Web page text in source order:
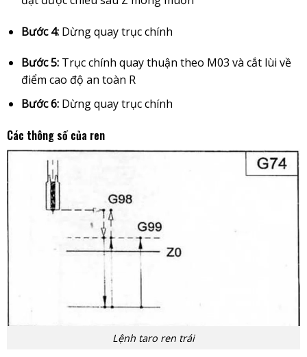
Bước 4:Dừng quay trục chính
Bước 5:Trục chính quay thuận theo M03 và cắt lùi về
điểm cao độ an toàn R
Bước 6:Dừng quay trục chính
Các thông số của ren
Lệnh taro ren trái